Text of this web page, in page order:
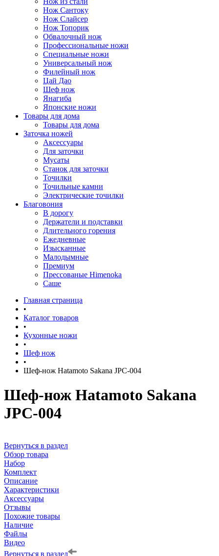
Нож Сантоку
Нож Слайсер
Нож Топорик
Обвалочный нож
Профессиональные ножи
Специальные ножи
Универсальный нож
Филейный нож
Цай Дао
Шеф нож
Янагиба
Японские ножи
Товары для дома
Товары для дома
Заточка ножей
Аксессуары
Для заточки
Мусаты
Станок для заточки
Точилки
Точильные камни
Электрические точилки
Благовония
В дорогу
Держатели и подставки
Длительного горения
Ежедневные
Изысканные
Малодымные
Премиум
Прессованые Himenoka
Саше
Главная страница
•
Каталог товаров
•
Кухонные ножи
•
Шеф нож
•
Шеф-нож Hatamoto Sakana JPC-004
Шеф-нож Hatamoto Sakana
JPC-004
Вернуться в раздел
Обзор товара
Набор
Комплект
Описание
Характеристики
Аксессуары
Отзывы
Похожие товары
Наличие
Файлы
Видео
Вернуться в раздел